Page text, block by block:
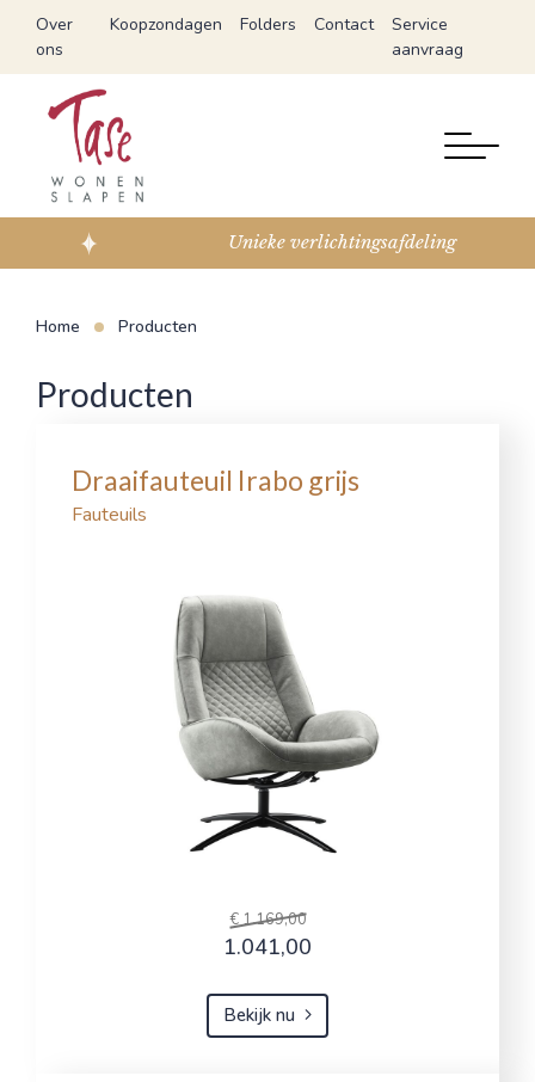
Over
ons
Koopzondagen Folders Contact
Service
aanvraag
Unieke verlichtingsafdeling
Home Producten
Producten
Draaifauteuil Irabo grijs
Fauteuils
€ 1.169,00
1.041,00
Bekijk nu